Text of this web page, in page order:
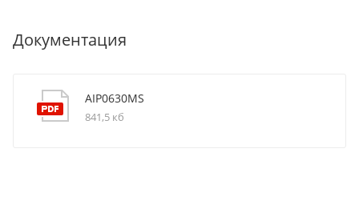
Документация
AIP0630MS
841,5 кб